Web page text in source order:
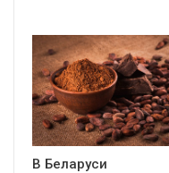
В Беларуси